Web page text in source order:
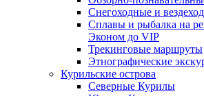
Снегоходные и
Сплавы и рыбалка на
Эконом до VIP
Трекинговые маршруты
Этнографические
Курильские острова
Северные Курилы